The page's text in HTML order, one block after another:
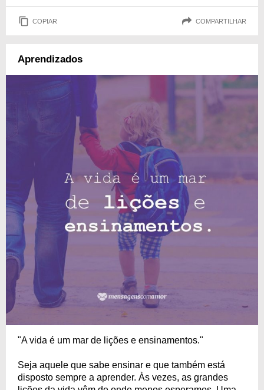
COPIAR COMPARTILHAR
Aprendizados
"A vida é um mar de lições e ensinamentos."
Seja aquele que sabe ensinar e que também está
disposto sempre a aprender. Às vezes, as grandes